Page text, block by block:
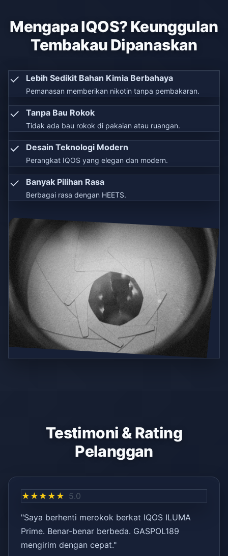
Mengapa IQOS? Keunggulan
Tembakau Dipanaskan
✓ Lebih Sedikit Bahan Kimia Berbahaya
Pemanasan memberikan nikotin tanpa pembakaran.
✓ Tanpa Bau Rokok
Tidak ada bau rokok di pakaian atau ruangan.
✓ Desain Teknologi Modern
Perangkat IQOS yang elegan dan modern.
✓ Banyak Pilihan Rasa
Berbagai rasa dengan HEETS.
Testimoni & Rating
Pelanggan
★★★★★ 5.0
"Saya berhenti merokok berkat IQOS ILUMA
Prime. Benar-benar berbeda. GASPOL189
mengirim dengan cepat."